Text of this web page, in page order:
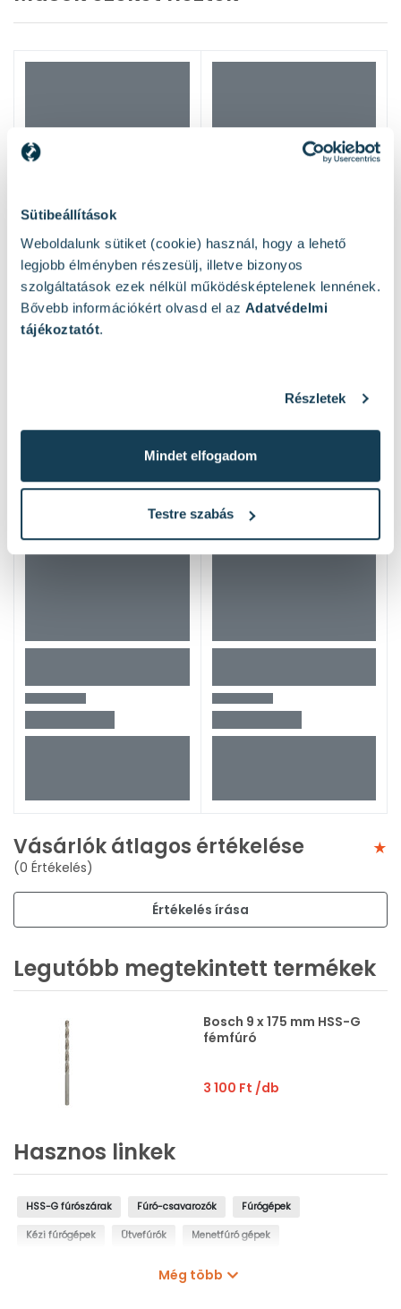
Sütibeállítások
Weboldalunk sütiket (cookie) használ, hogy a lehető
legjobb élményben részesülj, illetve bizonyos
szolgáltatások ezek nélkül működésképtelenek lennének.
Bővebb információkért olvasd el az Adatvédelmi
tájékoztatót.
Részletek
Mindet elfogadom
Testre szabás
Vásárlók átlagos értékelése
(0 Értékelés)
Értékelés írása
Legutóbb megtekintett termékek
Bosch 9 x 175 mm HSS-G
fémfúró
3 100 Ft /db
Hasznos linkek
HSS-G fúrószárak Fúró-csavarozók Fúrógépek
Kézi fúrógépek Ütvefúrók Menetfúró gépek
Még több